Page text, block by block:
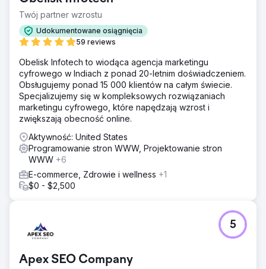
Twój partner wzrostu
Udokumentowane osiągnięcia
59 reviews
Obelisk Infotech to wiodąca agencja marketingu
cyfrowego w Indiach z ponad 20-letnim doświadczeniem.
Obsługujemy ponad 15 000 klientów na całym świecie.
Specjalizujemy się w kompleksowych rozwiązaniach
marketingu cyfrowego, które napędzają wzrost i
zwiększają obecność online.
Aktywność: United States
Programowanie stron WWW, Projektowanie stron
WWW +6
E-commerce, Zdrowie i wellness +1
$0 - $2,500
Apex SEO Company
5